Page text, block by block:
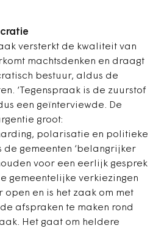
versterkt de kwaliteit van
machtsdenken en draagt
bestuur, aldus de
‘Tegenspraak is de zuurstof
een geïnterviewde. De
groot:
polarisatie en politieke
de gemeenten ‘belangrijker
voor een eerlijk gesprek
gemeentelijke verkiezingen
open en is het zaak om met
afspraken te maken rond
Het gaat om heldere